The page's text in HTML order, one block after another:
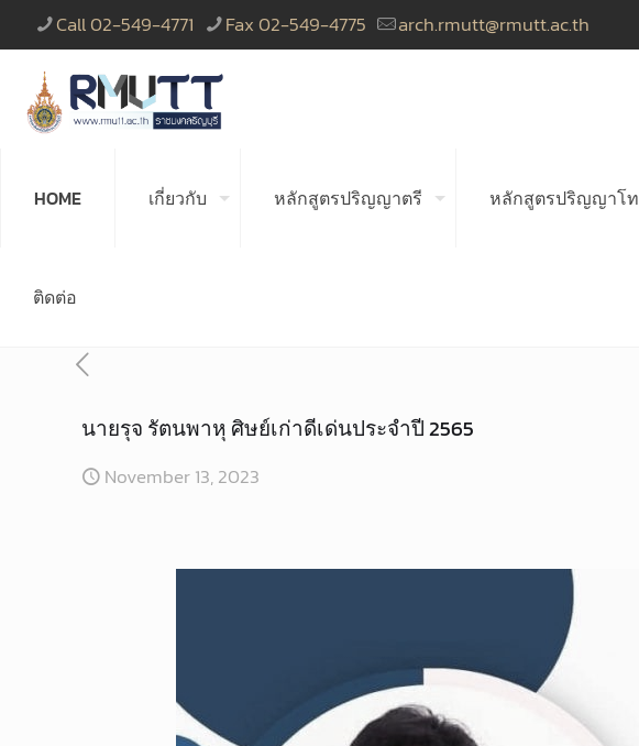
Call 02-549-4771 Fax 02-549-4775 arch.rmutt@rmutt.ac.th
HOME เกี่ยวกับ หลักสูตรปริญญาตรี หลักสูตรปริญญาโท
ติดต่อ
นายรุจ รัตนพาหุ ศิษย์เก่าดีเด่นประจำปี 2565
November 13, 2023